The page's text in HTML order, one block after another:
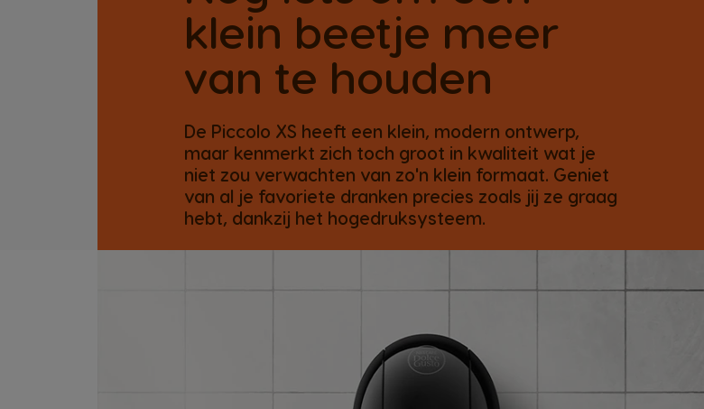
klein beetje meer
van te houden
De Piccolo XS heeft een klein, modern ontwerp,
maar kenmerkt zich toch groot in kwaliteit wat je
niet zou verwachten van zo'n klein formaat. Geniet
van al je favoriete dranken precies zoals jij ze graag
hebt, dankzij het hogedruksysteem.